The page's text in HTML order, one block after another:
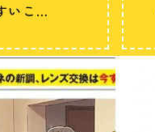
いこ…